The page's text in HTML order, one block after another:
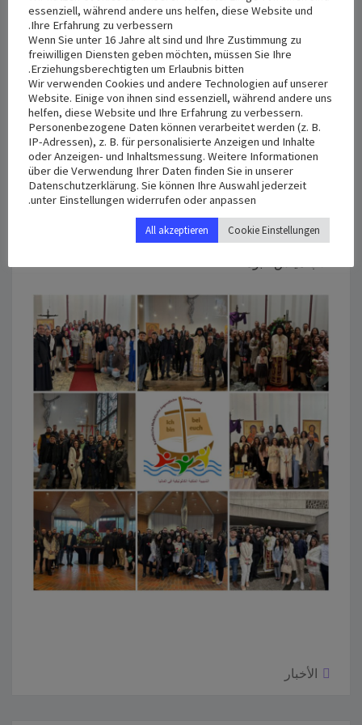
أجدد معايدتي وشكري لكم جميعاً، متضرعاً من أجلكم،
ومصلياً أن يغمركم الرب القائم من ‏بين الأموات بنور قيامته
ويخلصكم من كل الشدائد والضيقات والأخطار والأمراض،
وينعم ‏علينا بمحبة بعضنا البعض ويزرع فينا روح المحبة
والخدمة والعطاء. ‏
مشاركتم وحضوركم ومساعدتكم وكل ما قدمتم كان قيامة
وانطلاقة جديدة نحو النور والفرح ‏والحياة… أنتم مستقبل
الكنيسة. ‏
من كل قلبي شكرا لكم جميعا. ‏
الأخبار
essenziell, während andere uns helfen, diese Website und
Ihre Erfahrung zu verbessern.
Wenn Sie unter 16 Jahre alt sind und Ihre Zustimmung zu
freiwilligen Diensten geben möchten, müssen Sie Ihre
Erziehungsberechtigten um Erlaubnis bitten.
Wir verwenden Cookies und andere Technologien auf unserer
Website. Einige von ihnen sind essenziell, während andere uns
helfen, diese Website und Ihre Erfahrung zu verbessern.
Personenbezogene Daten können verarbeitet werden (z. B.
IP-Adressen), z. B. für personalisierte Anzeigen und Inhalte
oder Anzeigen- und Inhaltsmessung. Weitere Informationen
über die Verwendung Ihrer Daten finden Sie in unserer
Datenschutzerklärung. Sie können Ihre Auswahl jederzeit
unter Einstellungen widerrufen oder anpassen.
Cookie Einstellungen
All akzeptieren